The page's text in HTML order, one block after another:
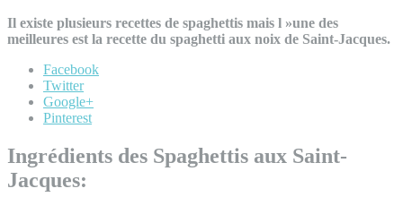
Il existe plusieurs recettes de spaghettis mais l »une des
meilleures est la recette du spaghetti aux noix de Saint-Jacques.
Facebook
Twitter
Google+
Pinterest
Ingrédients des Spaghettis aux Saint-
Jacques: